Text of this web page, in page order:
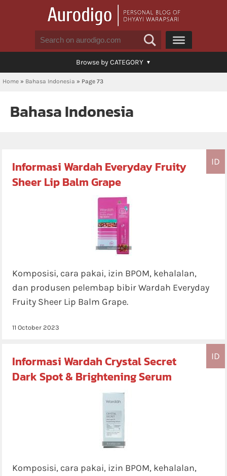
Browse by CATEGORY
Home » Bahasa Indonesia » Page 73
Bahasa Indonesia
ID
Informasi Wardah Everyday Fruity
Sheer Lip Balm Grape
Komposisi, cara pakai, izin BPOM, kehalalan,
dan produsen pelembap bibir Wardah Everyday
Fruity Sheer Lip Balm Grape.
11 October 2023
ID
Informasi Wardah Crystal Secret
Dark Spot & Brightening Serum
Komposisi, cara pakai, izin BPOM, kehalalan,